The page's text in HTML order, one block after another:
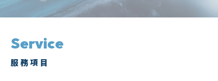
Service
服務項目